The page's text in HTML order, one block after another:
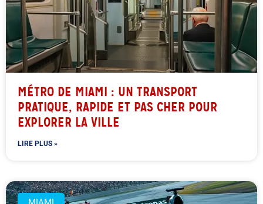
MÉTRO DE MIAMI : UN TRANSPORT
PRATIQUE, RAPIDE ET PAS CHER POUR
EXPLORER LA VILLE
LIRE PLUS »